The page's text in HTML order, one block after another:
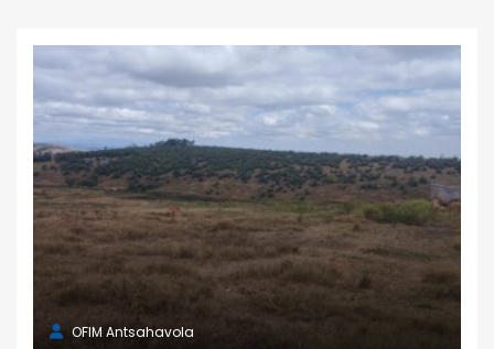
OFIM Antsahavola